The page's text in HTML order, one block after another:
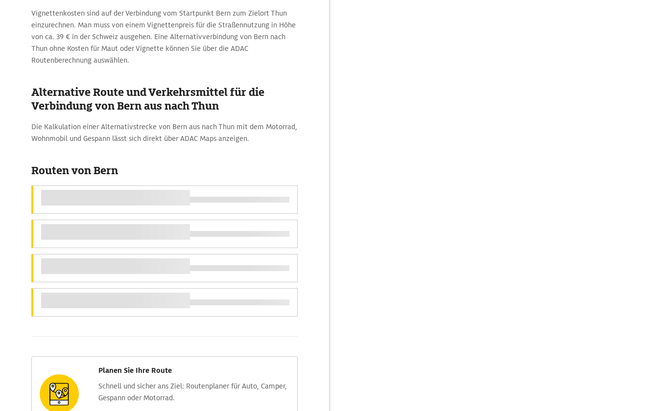
Vignettenkosten sind auf der Verbindung vom Startpunkt Bern zum Zielort Thun
einzurechnen. Man muss von einem Vignettenpreis für die Straßennutzung in Höhe
von ca. 39 € in der Schweiz ausgehen. Eine Alternativverbindung von Bern nach
Thun ohne Kosten für Maut oder Vignette können Sie über die ADAC
Routenberechnung auswählen.
Alternative Route und Verkehrsmittel für die
Verbindung von Bern aus nach Thun
Die Kalkulation einer Alternativstrecke von Bern aus nach Thun mit dem Motorrad,
Wohnmobil und Gespann lässt sich direkt über ADAC Maps anzeigen.
Routen von Bern
Planen Sie Ihre Route
Schnell und sicher ans Ziel: Routen­planer für Auto, Camper,
Gespann oder Motorrad.